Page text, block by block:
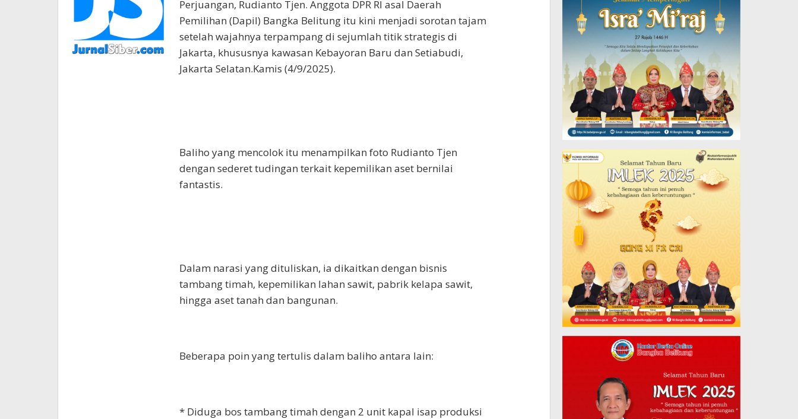
Perjuangan, Rudianto Tjen. Anggota DPR RI asal Daerah
Pemilihan (Dapil) Bangka Belitung itu kini menjadi sorotan tajam
setelah wajahnya terpampang di sejumlah titik strategis di
Jakarta, khususnya kawasan Kebayoran Baru dan Setiabudi,
Jakarta Selatan.Kamis (4/9/2025).
Baliho yang mencolok itu menampilkan foto Rudianto Tjen
dengan sederet tudingan terkait kepemilikan aset bernilai
fantastis.
Dalam narasi yang dituliskan, ia dikaitkan dengan bisnis
tambang timah, kepemilikan lahan sawit, pabrik kelapa sawit,
hingga aset tanah dan bangunan.
Beberapa poin yang tertulis dalam baliho antara lain:
* Diduga bos tambang timah dengan 2 unit kapal isap produksi